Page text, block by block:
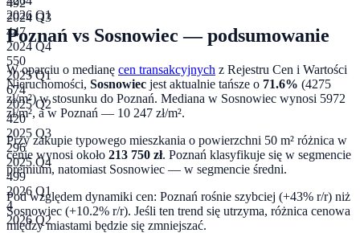
2026 Q1
492
2024 Q3
447
2024 Q4
550
2025 Q1
674
2025 Q2
420
2025 Q3
296
2025 Q4
499
2026 Q1
4
2026 Q2
Poznań vs Sosnowiec — podsumowanie
W oparciu o medianę cen transakcyjnych z Rejestru Cen i Wartości
Nieruchomości, Sosnowiec jest aktualnie tańsze o 71.6% (4275
zł/m²) w stosunku do Poznań. Mediana w Sosnowiec wynosi 5972
zł/m², a w Poznań — 10 247 zł/m².
Przy zakupie typowego mieszkania o powierzchni 50 m² różnica w
cenie wynosi około 213 750 zł. Poznań klasyfikuje się w segmencie
premium, natomiast Sosnowiec — w segmencie średni.
Pod względem dynamiki cen: Poznań rośnie szybciej (+43% r/r) niż
Sosnowiec (+10.2% r/r). Jeśli ten trend się utrzyma, różnica cenowa
między miastami będzie się zmniejszać.